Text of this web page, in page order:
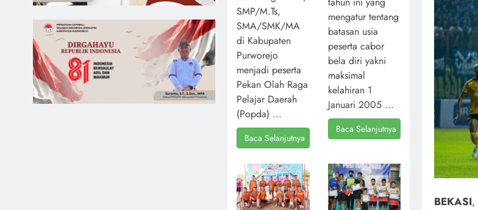
BEKASI,
SMP/M.Ts,
SMA/SMK/MA
di Kabupaten
Purworejo
menjadi peserta
Pekan Olah Raga
Pelajar Daerah
(Popda) ...
Baca Selanjutnya
mengatur tentang
batasan usia
peserta cabor
bela diri yakni
maksimal
kelahiran 1
Januari 2005 ...
Baca Selanjutnya